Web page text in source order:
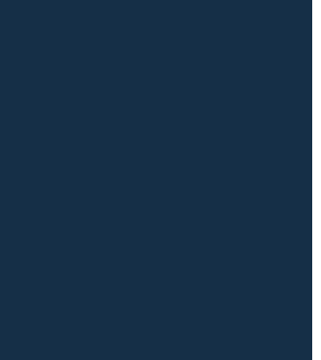
Ing. Miroslavom Gatialom
zakladateľom karate klubu v Trstenej Ing.
sme sa rozprávali o všeličom možnom.
a čo tomu predchádzalo.